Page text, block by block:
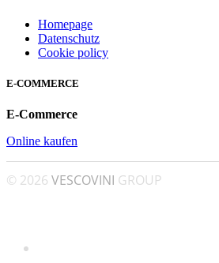
Homepage
Datenschutz
Cookie policy
E-COMMERCE
E-Commerce
Online kaufen
© 2026 VESCOVINI GROUP